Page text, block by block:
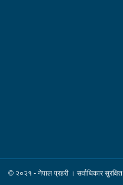
© २०२१ - नेपाल प्रहरी । सर्वाधिकार सुरक्षित